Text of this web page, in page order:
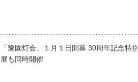
「豫園灯会」１月１日開幕 30周年記念特別
展も同時開催